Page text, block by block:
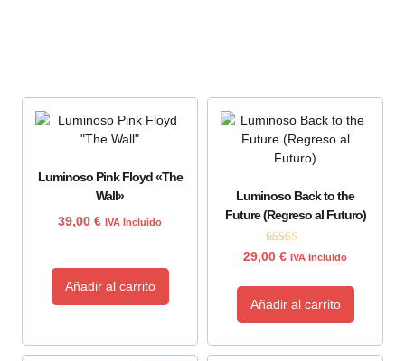
Luminoso Pink Floyd «The
Wall»
39,00 € IVA Incluido
Añadir al carrito
Luminoso Back to the
Future (Regreso al Futuro)
Valorado con
5.00
29,00 € IVA Incluido
Añadir al carrito